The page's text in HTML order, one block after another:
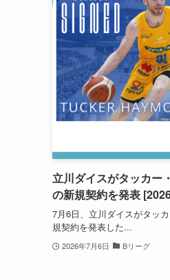
立川ダイスがタッカー
の新規契約を発表
7月6日、立川ダイスがタッ
規契約を発表した...
2026年7月6日 Bリーグ